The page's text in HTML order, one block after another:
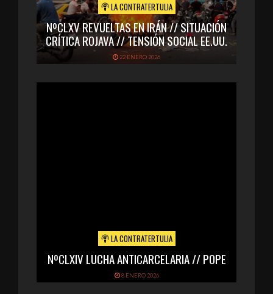
LA CONTRATERTULIA
NºCLXV REVUELTAS EN IRÁN // SITUACIÓN
CRÍTICA ROJAVA // TENSIÓN SOCIAL EE.UU.
22 ENERO 2026
LA CONTRATERTULIA
NºCLXIV LUCHA ANTICARCELARIA // POPE
8 ENERO 2026